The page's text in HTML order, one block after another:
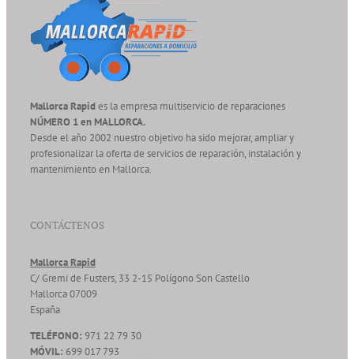
Mallorca Rapides la empresa multiservicio de reparaciones
NÚMERO 1 en MALLORCA.
Desde el año 2002 nuestro objetivo ha sido mejorar, ampliar y
profesionalizar la oferta de servicios de reparación, instalación y
mantenimiento en Mallorca.
CONTÁCTENOS
Mallorca Rapid
C/ Gremi de Fusters, 33 2-15 Polígono Son Castello
Mallorca07009
España
TELÉFONO: 971 22 79 30
MÓVIL: 699 017 793